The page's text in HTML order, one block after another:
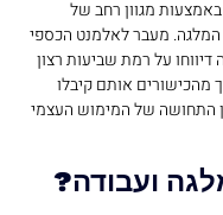
מגוון רחב של
המלגה. מעבר לאלמנט הכספי
על רמת שביעות רצון
מהכישורים אותם קיבלו
התחושה של המימוש העצמי
ועבודה?